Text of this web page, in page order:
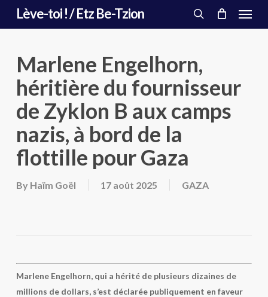
Lève-toi ! / Etz Be-Tzion
search
Menu
Marlene Engelhorn,
héritière du fournisseur
de Zyklon B aux camps
nazis, à bord de la
flottille pour Gaza
By Haïm Goël 17 août 2025 GAZA
Marlene Engelhorn, qui a hérité de plusieurs dizaines de
millions de dollars, s’est déclarée publiquement en faveur